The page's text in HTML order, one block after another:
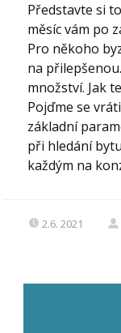
Představte si
měsíc vám po
Pro někoho
na
množství. Jak
Pojďme se
základní
při hledání
každým na
2.6. 2021